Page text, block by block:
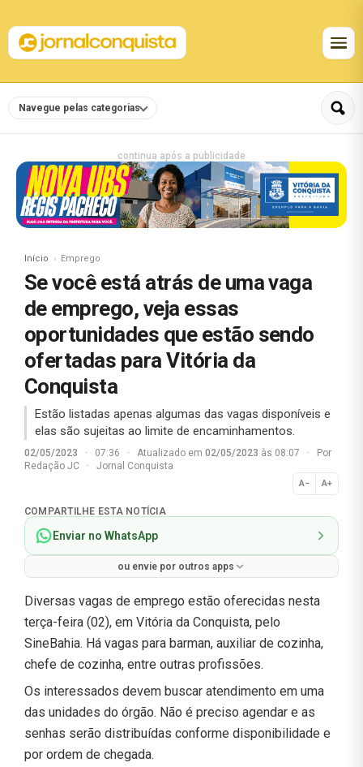
Navegue pelas categorias
continua após a publicidade
Início Emprego
Se você está atrás de uma vaga
de emprego, veja essas
oportunidades que estão sendo
ofertadas para Vitória da
Conquista
Estão listadas apenas algumas das vagas disponíveis e
elas são sujeitas ao limite de encaminhamentos.
02/05/2023 · 07:36 · Atualizado em 02/05/2023 às 08:07 ·
Por
Redação JC
· Jornal Conquista
A− A+
Normal
COMPARTILHE ESTA NOTÍCIA
Enviar no WhatsApp
ou envie por outros apps
Diversas vagas de emprego estão oferecidas nesta
terça-feira (02), em Vitória da Conquista, pelo
SineBahia. Há vagas para barman, auxiliar de cozinha,
chefe de cozinha, entre outras profissões.
Os interessados devem buscar atendimento em uma
das unidades do órgão. Não é preciso agendar e as
senhas serão distribuídas conforme disponibilidade e
por ordem de chegada.